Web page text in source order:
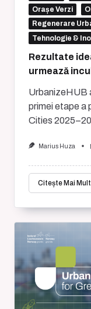
Orașe Verzi
Regenerare
Tehnologie &
Rezultate
urmează
UrbanizeHUB
primei etape a
Cities
Marius Huza
Citește Mai Mult